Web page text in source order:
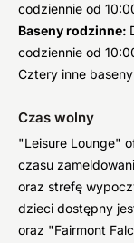
codziennie od
Baseny rodzinne:
codziennie od
Cztery inne
Czas wolny
"Leisure Lounge"
czasu
oraz strefę
dzieci dostępny
oraz "Fairmont